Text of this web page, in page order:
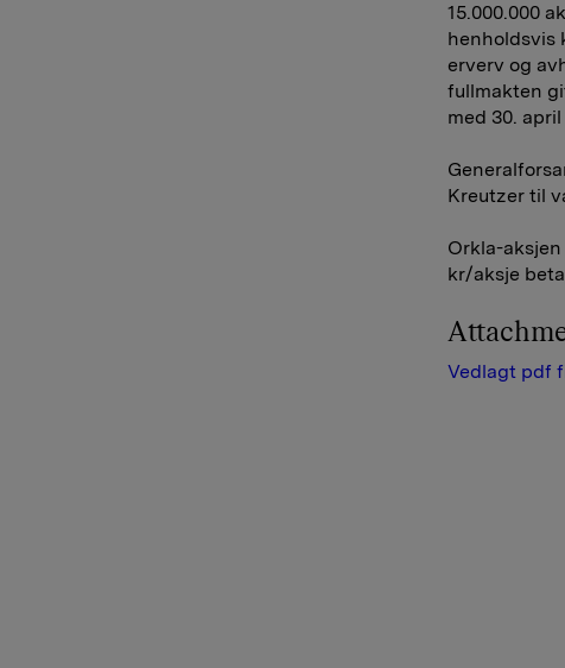
15.000.000
henholdsvis
erverv og
fullmakten
med 30.
Kreutzer til
Orkla-
kr/aksje
Vedlagt pdf